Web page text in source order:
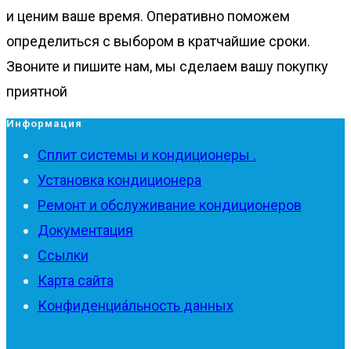
и ценим ваше время. Оперативно поможем
определиться с выбором в кратчайшие сроки.
Звоните и пишите нам, мы сделаем вашу покупку
приятной
Информация
Сплит системы и кондиционеры .
Установка кондиционера
Ремонт и обслуживание кондиционеров
Документация
Ссылки
Карта сайта
Конфиденциа́льность данных